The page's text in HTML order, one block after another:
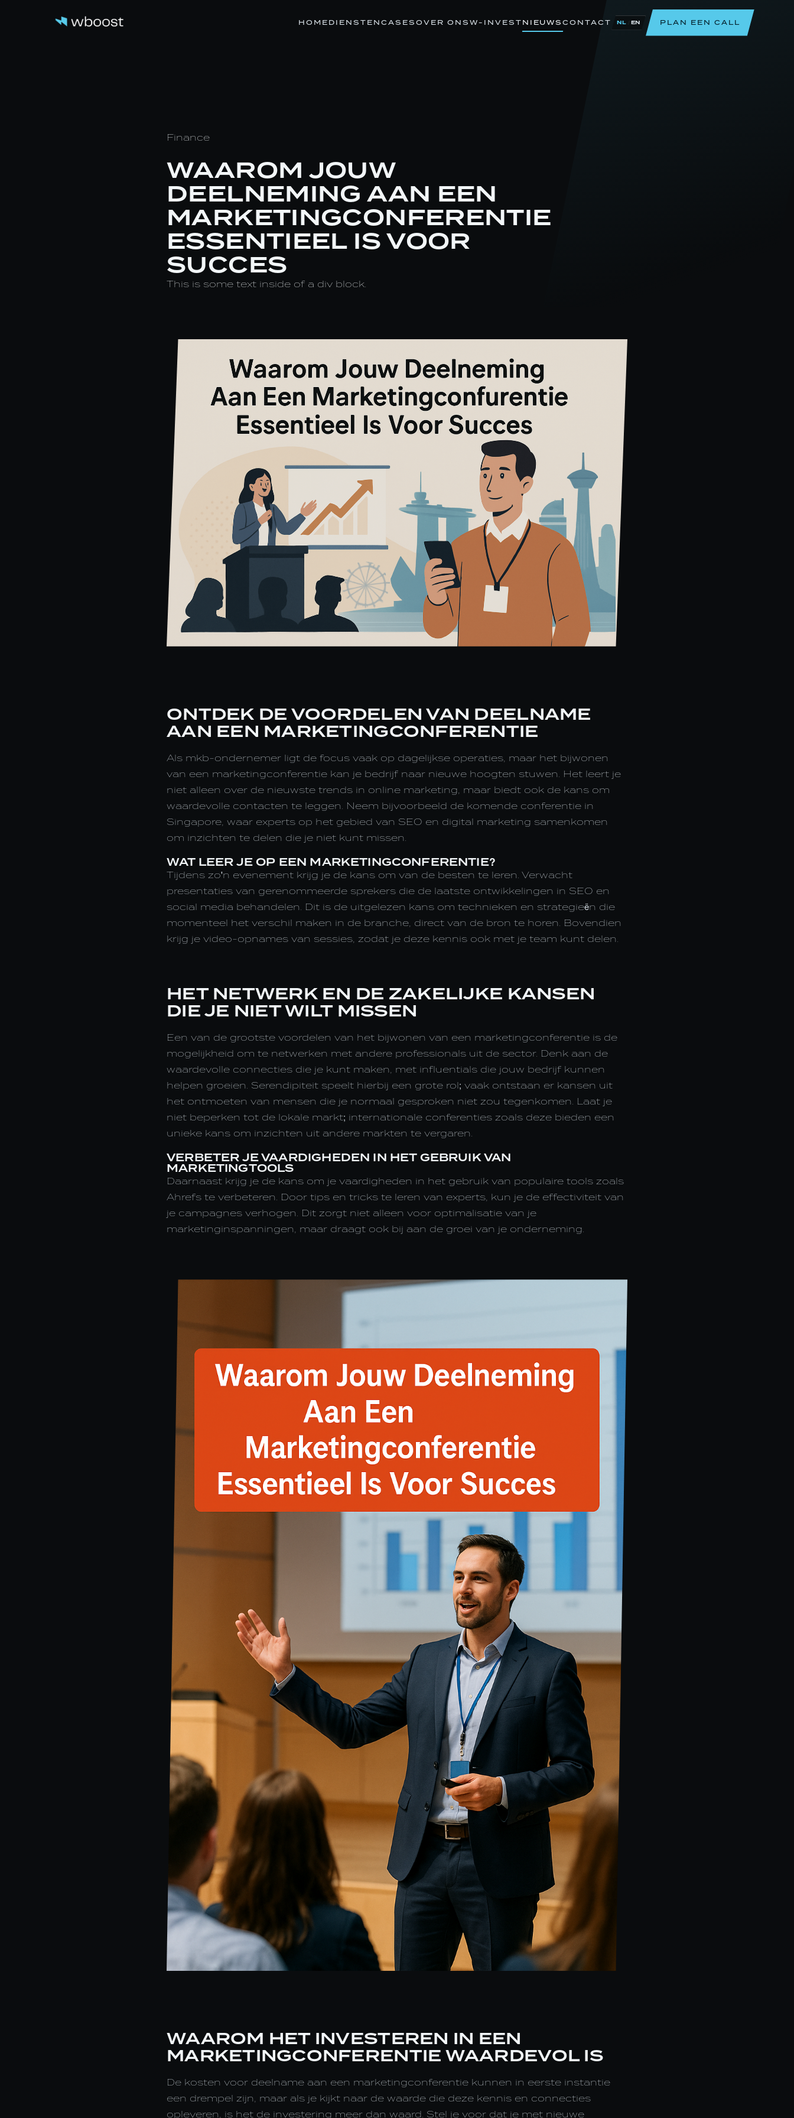
HOME DIENSTEN CASES OVER ONS W-INVEST NIEUWSCONTACT NL EN PLAN EEN CALL
Finance
WAAROM JOUW
DEELNEMING AAN EEN
MARKETINGCONFERENTIE
ESSENTIEEL IS VOOR
SUCCES
This is some text inside of a div block.
ONTDEK DE VOORDELEN VAN DEELNAME
AAN EEN MARKETINGCONFERENTIE
Als mkb-ondernemer ligt de focus vaak op dagelijkse operaties, maar het bijwonen
van een marketingconferentie kan je bedrijf naar nieuwe hoogten stuwen. Het leert je
niet alleen over de nieuwste trends in online marketing, maar biedt ook de kans om
waardevolle contacten te leggen. Neem bijvoorbeeld de komende conferentie in
Singapore, waar experts op het gebied van SEO en digital marketing samenkomen
om inzichten te delen die je niet kunt missen.
WAT LEER JE OP EEN MARKETINGCONFERENTIE?
Tijdens zo'n evenement krijg je de kans om van de besten te leren. Verwacht
presentaties van gerenommeerde sprekers die de laatste ontwikkelingen in SEO en
social media behandelen. Dit is de uitgelezen kans om technieken en strategieën die
momenteel het verschil maken in de branche, direct van de bron te horen. Bovendien
krijg je video-opnames van sessies, zodat je deze kennis ook met je team kunt delen.
HET NETWERK EN DE ZAKELIJKE KANSEN
DIE JE NIET WILT MISSEN
Een van de grootste voordelen van het bijwonen van een marketingconferentie is de
mogelijkheid om te netwerken met andere professionals uit de sector. Denk aan de
waardevolle connecties die je kunt maken, met influentials die jouw bedrijf kunnen
helpen groeien. Serendipiteit speelt hierbij een grote rol; vaak ontstaan er kansen uit
het ontmoeten van mensen die je normaal gesproken niet zou tegenkomen. Laat je
niet beperken tot de lokale markt; internationale conferenties zoals deze bieden een
unieke kans om inzichten uit andere markten te vergaren.
VERBETER JE VAARDIGHEDEN IN HET GEBRUIK VAN
MARKETINGTOOLS
Daarnaast krijg je de kans om je vaardigheden in het gebruik van populaire tools zoals
Ahrefs te verbeteren. Door tips en tricks te leren van experts, kun je de effectiviteit van
je campagnes verhogen. Dit zorgt niet alleen voor optimalisatie van je
marketinginspanningen, maar draagt ook bij aan de groei van je onderneming.
WAAROM HET INVESTEREN IN EEN
MARKETINGCONFERENTIE WAARDEVOL IS
De kosten voor deelname aan een marketingconferentie kunnen in eerste instantie
een drempel zijn, maar als je kijkt naar de waarde die deze kennis en connecties
opleveren, is het de investering meer dan waard. Stel je voor dat je met nieuwe